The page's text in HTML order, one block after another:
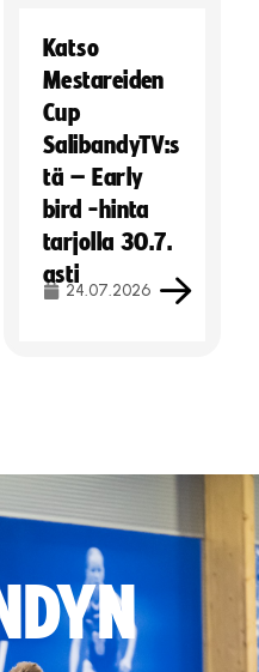
Katso
Mestareiden
Cup
SalibandyTV:s
tä – Early
bird -hinta
tarjolla 30.7.
asti
24.07.2026